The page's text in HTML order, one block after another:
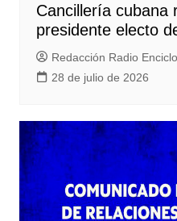
Cancillería cubana
presidente electo
Redacción Radio
28 de julio de 2026